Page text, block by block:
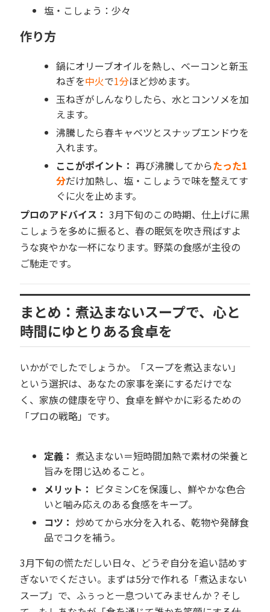
塩・こしょう：少々
作り方
鍋にオリーブオイルを熱し、ベーコンと新玉
ねぎを中火で1分ほど炒めます。
玉ねぎがしんなりしたら、水とコンソメを加
えます。
沸騰したら春キャベツとスナップエンドウを
入れます。
ここがポイント： 再び沸騰してからたった1
分だけ加熱し、塩・こしょうで味を整えてす
ぐに火を止めます。
プロのアドバイス： 3月下旬のこの時期、仕上げに黒
こしょうを多めに振ると、春の眠気を吹き飛ばすよ
うな爽やかな一杯になります。野菜の食感が主役の
ご馳走です。
まとめ：煮込まないスープで、心と
時間にゆとりある食卓を
いかがでしたでしょうか。「スープを煮込まない」
という選択は、あなたの家事を楽にするだけでな
く、家族の健康を守り、食卓を鮮やかに彩るための
「プロの戦略」です。
定義： 煮込まない＝短時間加熱で素材の栄養と
旨みを閉じ込めること。
メリット： ビタミンCを保護し、鮮やかな色合
いと噛み応えのある食感をキープ。
コツ： 炒めてから水分を入れる、乾物や発酵食
品でコクを補う。
3月下旬の慌ただしい日々、どうぞ自分を追い詰めす
ぎないでください。まずは5分で作れる「煮込まない
スープ」で、ふぅっと一息ついてみませんか？そし